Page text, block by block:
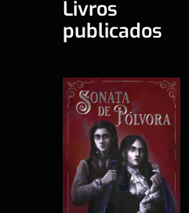
Livros
publicados